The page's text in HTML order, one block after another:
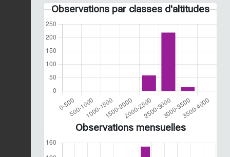
Observations par classes d'altitudes
Observations mensuelles